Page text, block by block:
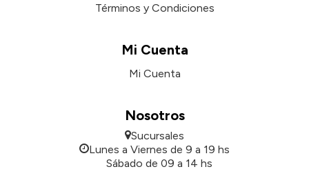
Términos y Condiciones
Mi Cuenta
Mi Cuenta
Nosotros
Sucursales
Lunes a Viernes de 9 a 19 hs
Sábado de 09 a 14 hs